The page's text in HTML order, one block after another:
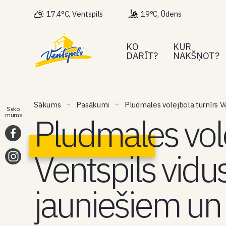
17.4°C, Ventspils 19°C, Ūdens
KO
DARĪT?
KUR
NAKŠŅOT?
Sākums Pasākumi Pludmales volejbola turnīrs
Pludmales
Ventspils
jauniešiem
Seko
mums